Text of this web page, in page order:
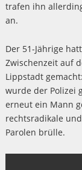
trafen ihn
an.
Der 51-Jährige
Zwischenzeit auf
Lippstadt
wurde der Polizei
erneut ein Mann
rechtsradikale
Parolen brülle.